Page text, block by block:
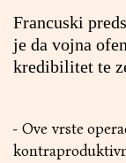
Francuski
je da vojna
kredibilitet te
- Ove vrste